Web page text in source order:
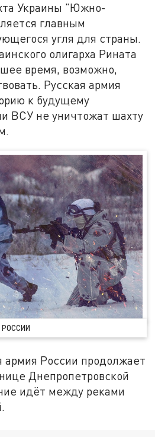
Украины "Южно-
главным
угля для страны.
олигарха Рината
время, возможно,
Русская армия
к будущему
ВСУ не уничтожат шахту
России продолжает
Днепропетровской
идёт между реками